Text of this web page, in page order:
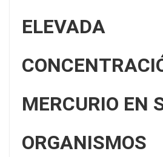
ELEVADA
MERCURIO EN
ORGANISMOS